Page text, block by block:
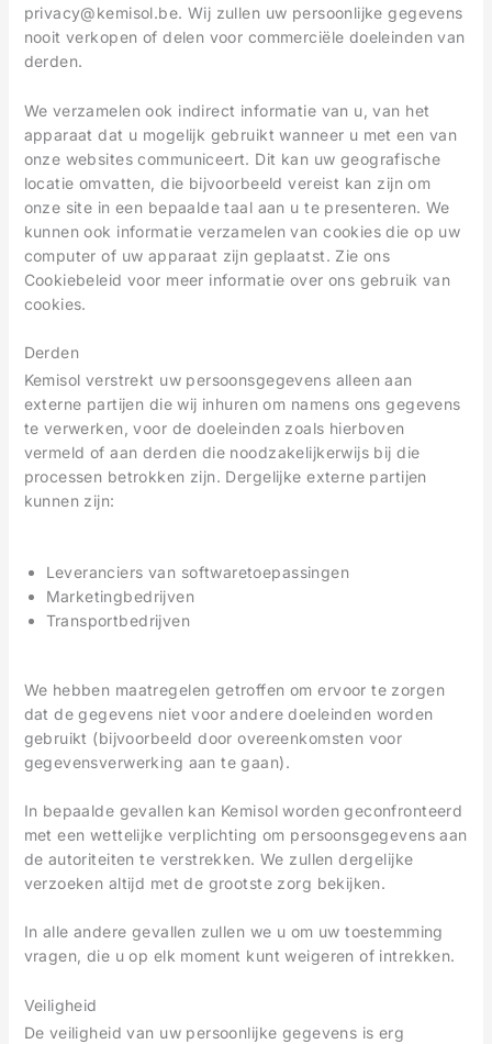
privacy@kemisol.be. Wij zullen uw persoonlijke gegevens
nooit verkopen of delen voor commerciële doeleinden van
derden.
We verzamelen ook indirect informatie van u, van het
apparaat dat u mogelijk gebruikt wanneer u met een van
onze websites communiceert. Dit kan uw geografische
locatie omvatten, die bijvoorbeeld vereist kan zijn om
onze site in een bepaalde taal aan u te presenteren. We
kunnen ook informatie verzamelen van cookies die op uw
computer of uw apparaat zijn geplaatst. Zie ons
Cookiebeleid voor meer informatie over ons gebruik van
cookies.
Derden
Kemisol verstrekt uw persoonsgegevens alleen aan
externe partijen die wij inhuren om namens ons gegevens
te verwerken, voor de doeleinden zoals hierboven
vermeld of aan derden die noodzakelijkerwijs bij die
processen betrokken zijn. Dergelijke externe partijen
kunnen zijn:
Leveranciers van softwaretoepassingen
Marketingbedrijven
Transportbedrijven
We hebben maatregelen getroffen om ervoor te zorgen
dat de gegevens niet voor andere doeleinden worden
gebruikt (bijvoorbeeld door overeenkomsten voor
gegevensverwerking aan te gaan).
In bepaalde gevallen kan Kemisol worden geconfronteerd
met een wettelijke verplichting om persoonsgegevens aan
de autoriteiten te verstrekken. We zullen dergelijke
verzoeken altijd met de grootste zorg bekijken.
In alle andere gevallen zullen we u om uw toestemming
vragen, die u op elk moment kunt weigeren of intrekken.
Veiligheid
De veiligheid van uw persoonlijke gegevens is erg